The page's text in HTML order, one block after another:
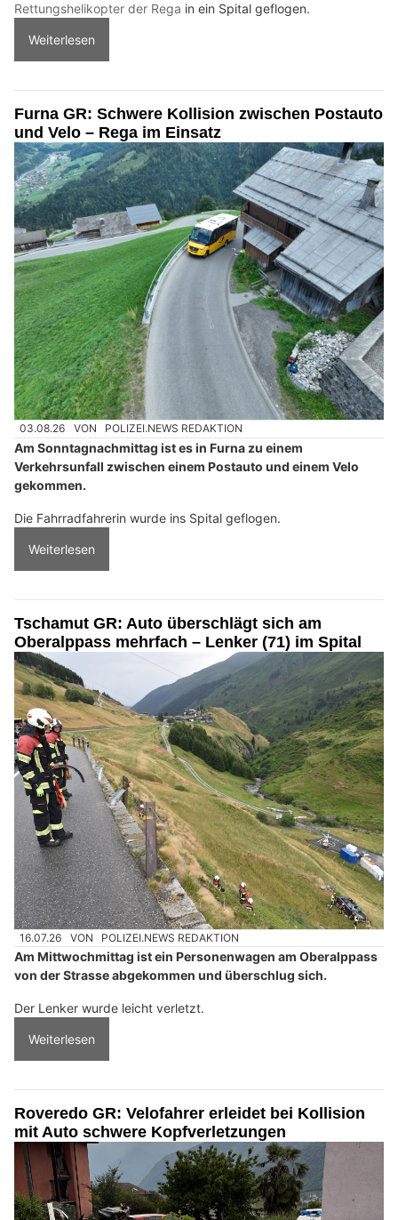
Rettungshelikopter der Rega in ein Spital geflogen.
Weiterlesen
Furna GR: Schwere Kollision zwischen Postauto
und Velo – Rega im Einsatz
03.08.26 VON POLIZEI.NEWS REDAKTION
Am Sonntagnachmittag ist es in Furna zu einem
Verkehrsunfall zwischen einem Postauto und einem Velo
gekommen.
Die Fahrradfahrerin wurde ins Spital geflogen.
Weiterlesen
Tschamut GR: Auto überschlägt sich am
Oberalppass mehrfach – Lenker (71) im Spital
16.07.26 VON POLIZEI.NEWS REDAKTION
Am Mittwochmittag ist ein Personenwagen am Oberalppass
von der Strasse abgekommen und überschlug sich.
Der Lenker wurde leicht verletzt.
Weiterlesen
Roveredo GR: Velofahrer erleidet bei Kollision
mit Auto schwere Kopfverletzungen